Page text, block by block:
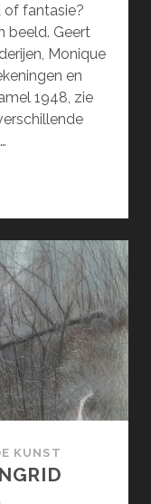
of fantasie?
beeld. Geert
Monique
en
1948, zie
KUNST